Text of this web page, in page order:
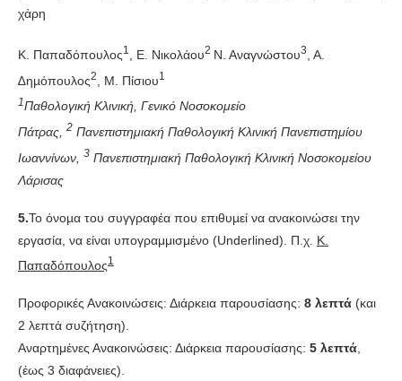
χάρη
Κ. Παπαδόπουλος1 , Ε. Νικολάου2 Ν. Αναγνώστου3
, Α.
∆ηµόπουλος2 , Μ. Πίσι­ου1
1Παθολογική Κλινική, Γενικό Νοσοκομείο
Πάτρας,
2 Πανεπιστημιακή Παθολογική Κλινική Πανεπιστημίου
Ιωαννίνων,
3 Πανεπιστημιακή Παθολογική Κλινική Νοσοκομείου
Λάρισας
5.Το όνοµα του συγγραφέα που επιθυµεί να ανακοινώσει την
εργασία, να είναι υπογραμμισμένο (Underlined). Π.χ. Κ.
Παπαδόπουλος1
Προφορικές Ανακοινώσεις: Διάρκεια παρουσίασης: 8 λεπτά (και
2 λεπτά συζήτηση).
Αναρτημένες Ανακοινώσεις: Διάρκεια παρουσίασης: 5 λεπτά
(έως 3 διαφάνειες).